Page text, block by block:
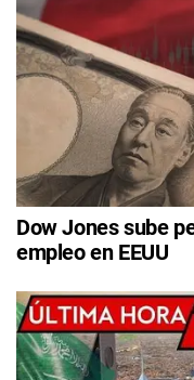
Dow Jones sube
empleo en EEUU